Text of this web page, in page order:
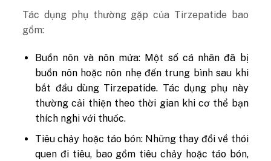
Tác dụng phụ thường gặp của Tirzepatide bao
gồm:
Buồn nôn và nôn mửa: Một số cá nhân đã bị
buồn nôn hoặc nôn nhẹ đến trung bình sau khi
bắt đầu dùng Tirzepatide. Tác dụng phụ này
thường cải thiện theo thời gian khi cơ thể bạn
thích nghi với thuốc.
Tiêu chảy hoặc táo bón: Những thay đổi về thói
quen đi tiêu, bao gồm tiêu chảy hoặc táo bón,